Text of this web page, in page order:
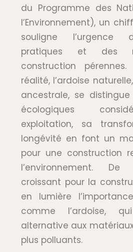
du Programme des
l’Environnement), un
souligne l’urgence
pratiques et des
construction
réalité, l’ardoise
ancestrale, se
écologiques
exploitation, sa
longévité en font un
pour une construction
l’environnement.
croissant pour la
en lumière
comme l’ardoise,
alternative aux
plus polluants.